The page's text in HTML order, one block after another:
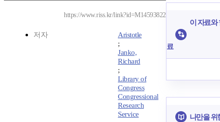
https://www.riss.kr/link?id=M14593822
저자
Aristotle
;
Janko,
Richard
;
Library of
Congress
Congressional
Research
Service
이 자료와
료
나만을 위